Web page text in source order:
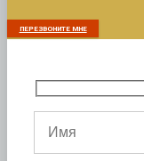
ПЕРЕЗВОНИТЕ МНЕ